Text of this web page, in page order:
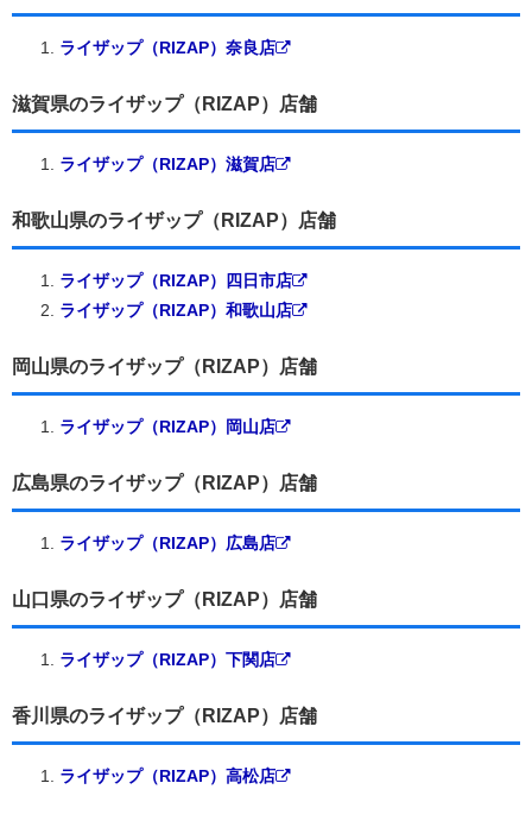
ライザップ（RIZAP）奈良店
滋賀県のライザップ（RIZAP）店舗
ライザップ（RIZAP）滋賀店
和歌山県のライザップ（RIZAP）店舗
ライザップ（RIZAP）四日市店
ライザップ（RIZAP）和歌山店
岡山県のライザップ（RIZAP）店舗
ライザップ（RIZAP）岡山店
広島県のライザップ（RIZAP）店舗
ライザップ（RIZAP）広島店
山口県のライザップ（RIZAP）店舗
ライザップ（RIZAP）下関店
香川県のライザップ（RIZAP）店舗
ライザップ（RIZAP）高松店